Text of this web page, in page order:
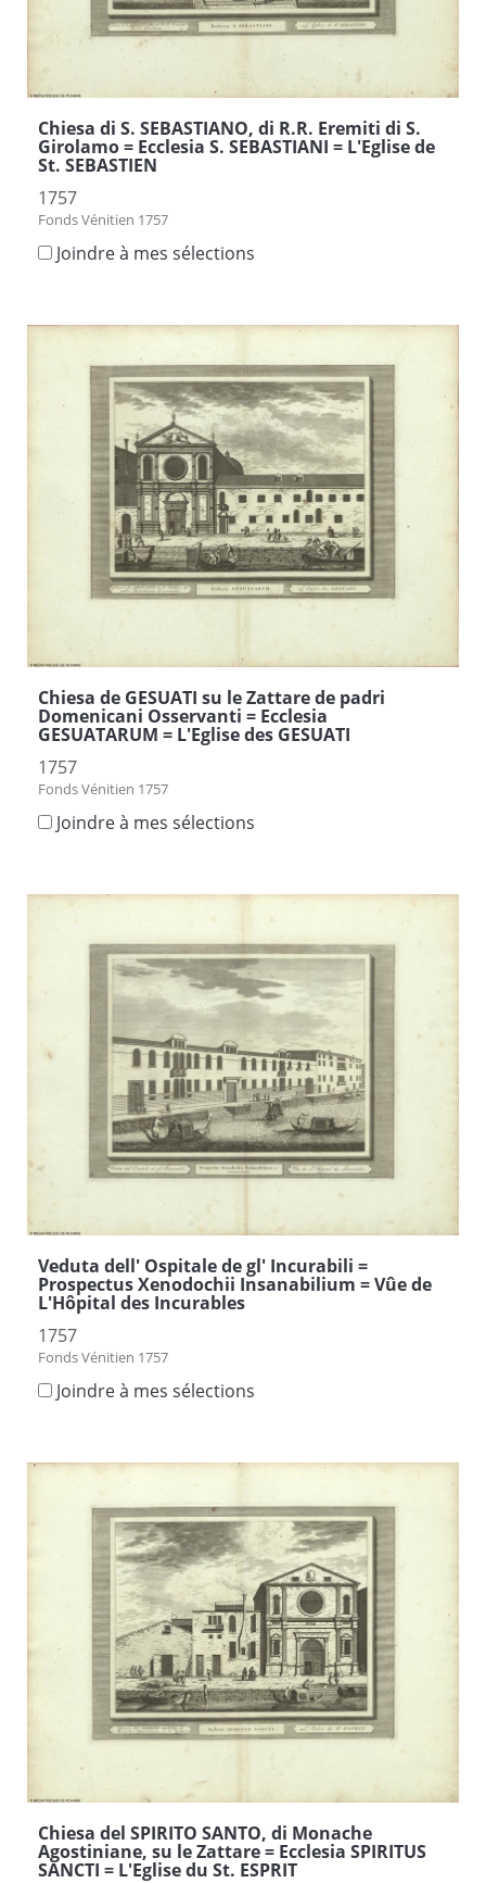
Chiesa di S. SEBASTIANO, di R.R. Eremiti di S.
Girolamo = Ecclesia S. SEBASTIANI = L'Eglise de
St. SEBASTIEN
1757
Fonds Vénitien 1757
Joindre à mes sélections
Chiesa de GESUATI su le Zattare de padri
Domenicani Osservanti = Ecclesia
GESUATARUM = L'Eglise des GESUATI
1757
Fonds Vénitien 1757
Joindre à mes sélections
Veduta dell' Ospitale de gl' Incurabili =
Prospectus Xenodochii Insanabilium = Vûe de
L'Hôpital des Incurables
1757
Fonds Vénitien 1757
Joindre à mes sélections
Chiesa del SPIRITO SANTO, di Monache
Agostiniane, su le Zattare = Ecclesia SPIRITUS
SANCTI = L'Eglise du St. ESPRIT